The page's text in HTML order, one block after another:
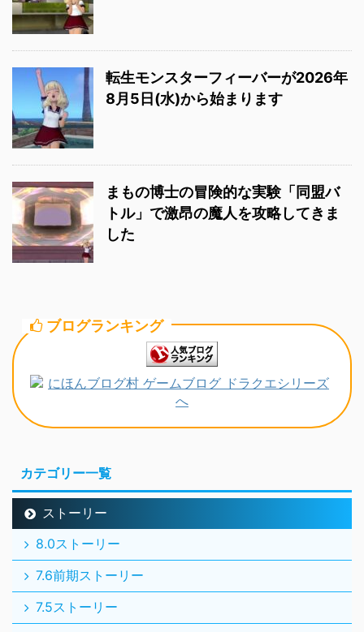
転生モンスターフィーバーが2026年
8月5日(水)から始まります
まもの博士の冒険的な実験「同盟バ
トル」で激昂の魔人を攻略してきま
した
ブログランキング
カテゴリー一覧
ストーリー
8.0ストーリー
7.6前期ストーリー
7.5ストーリー